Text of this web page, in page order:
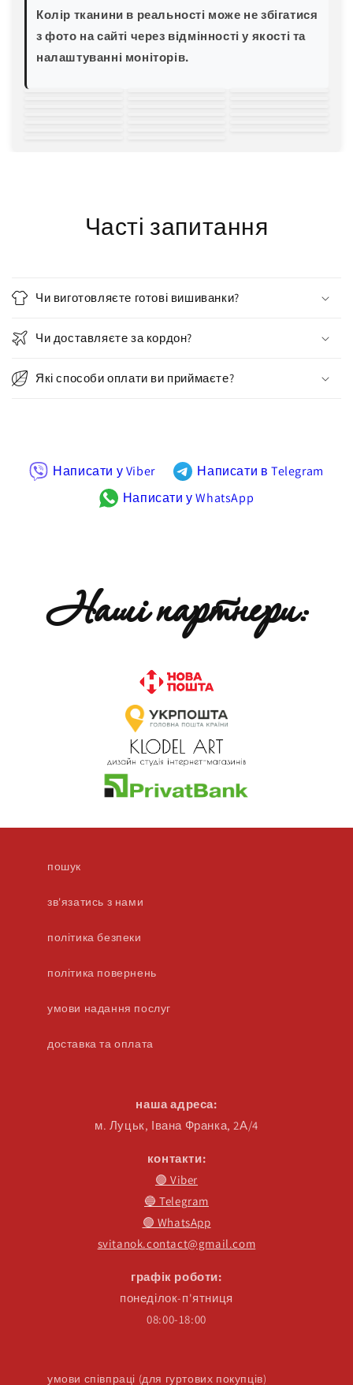
Колір тканини в реальності може не збігатися
з фото на сайті через відмінності у якості та
налаштуванні моніторів.
Часті запитання
Чи виготовляєте готові вишиванки?
Чи доставляєте за кордон?
Які способи оплати ви приймаєте?
Написати у Viber
Написати в Telegram
Написати у WhatsApp
Наші партнери:
пошук
зв'язатись з нами
політика безпеки
політика повернень
умови надання послуг
доставка та оплата
наша адреса:
м. Луцьк, Івана Франка, 2А/4
контакти:
🟣 Viber
🔵 Telegram
🟢 WhatsApp
svitanok.contact@gmail.com
графік роботи:
понеділок-п'ятниця
08:00-18:00
умови співпраці (для гуртових покупців)